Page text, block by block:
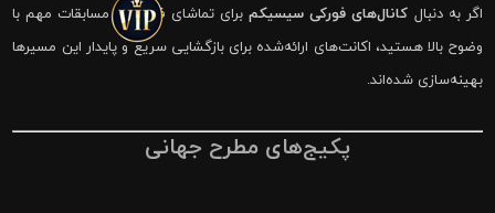
اگر به دنبال کانال‌های فورکی سیسیکمبرای تماشای فوتبال و مسابقات مهم با
وضوح بالا هستید، اکانت‌های ارائه‌شده برای بازگشایی سریع و پایدار این مسیرها
بهینه‌سازی شده‌اند.
پکیج‌های مطرح جهانی